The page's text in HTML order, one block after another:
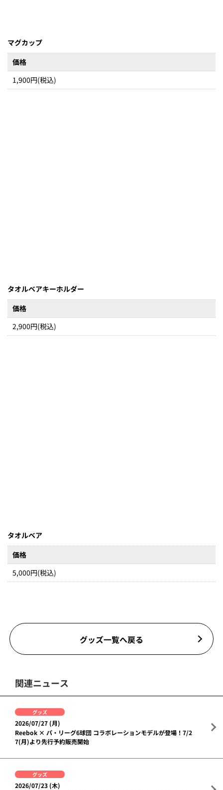
マグカップ
価格
1,900円(税込)
タオルベアキーホルダー
価格
2,900円(税込)
タオルベア
価格
5,000円(税込)
グッズ一覧へ戻る
関連ニュース
グッズ
2026/07/27 (月)
Reebok × パ・リーグ6球団 コラボレーションモデルが登場！7/2
7(月)より先行予約販売開始
グッズ
2026/07/23 (木)